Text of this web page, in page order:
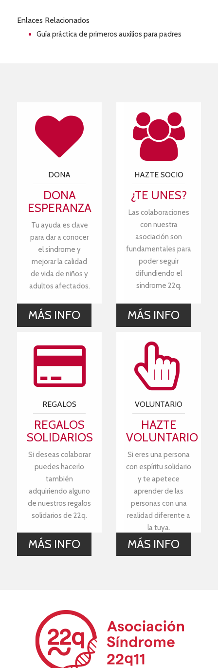
Enlaces Relacionados
Guía práctica de primeros auxilios para padres
DONA
DONA
ESPERANZA
Tu ayuda es clave
para dar a conocer
el síndrome y
mejorar la calidad
de vida de niños y
adultos afectados.
MÁS INFO
HAZTE SOCIO
¿TE UNES?
Las colaboraciones
con nuestra
asociación son
fundamentales para
poder seguir
difundiendo el
síndrome 22q.
MÁS INFO
REGALOS
REGALOS
SOLIDARIOS
Si deseas colaborar
puedes hacerlo
también
adquiriendo alguno
de nuestros regalos
solidarios de 22q.
MÁS INFO
VOLUNTARIO
HAZTE
VOLUNTARIO
Si eres una persona
con espíritu solidario
y te apetece
aprender de las
personas con una
realidad diferente a
la tuya.
MÁS INFO